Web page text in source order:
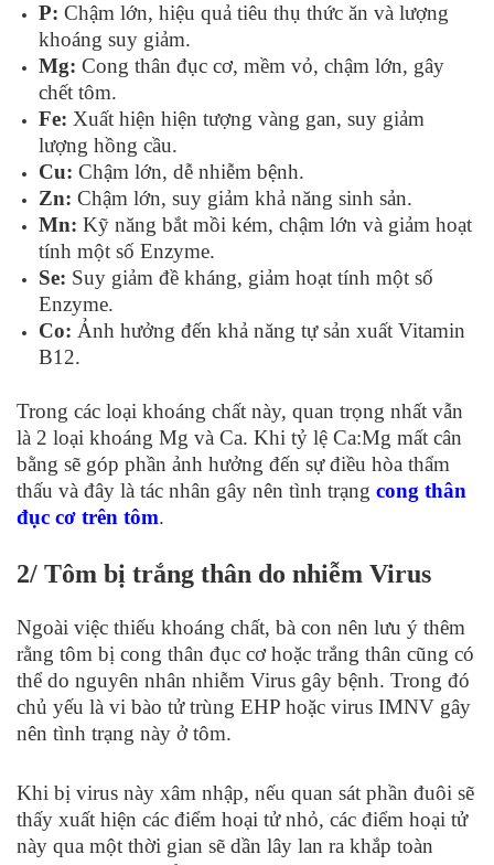
P: Chậm lớn, hiệu quả tiêu thụ thức ăn và lượng
khoáng suy giảm.
Mg: Cong thân đục cơ, mềm vỏ, chậm lớn, gây
chết tôm.
Fe: Xuất hiện hiện tượng vàng gan, suy giảm
lượng hồng cầu.
Cu: Chậm lớn, dễ nhiễm bệnh.
Zn: Chậm lớn, suy giảm khả năng sinh sản.
Mn: Kỹ năng bắt mồi kém, chậm lớn và giảm hoạt
tính một số Enzyme.
Se: Suy giảm đề kháng, giảm hoạt tính một số
Enzyme.
Co: Ảnh hưởng đến khả năng tự sản xuất Vitamin
B12.
Trong các loại khoáng chất này, quan trọng nhất vẫn
là 2 loại khoáng Mg và Ca. Khi tỷ lệ Ca:Mg mất cân
bằng sẽ góp phần ảnh hưởng đến sự điều hòa thẩm
thấu và đây là tác nhân gây nên tình trạng cong thân
đục cơ trên tôm.
2/ Tôm bị trắng thân do nhiễm Virus
Ngoài việc thiếu khoáng chất, bà con nên lưu ý thêm
rằng tôm bị cong thân đục cơ hoặc trắng thân cũng có
thể do nguyên nhân nhiễm Virus gây bệnh. Trong đó
chủ yếu là vi bào tử trùng EHP hoặc virus IMNV gây
nên tình trạng này ở tôm.
Khi bị virus này xâm nhập, nếu quan sát phần đuôi sẽ
thấy xuất hiện các điểm hoại tử nhỏ, các điểm hoại tử
này qua một thời gian sẽ dần lây lan ra khắp toàn